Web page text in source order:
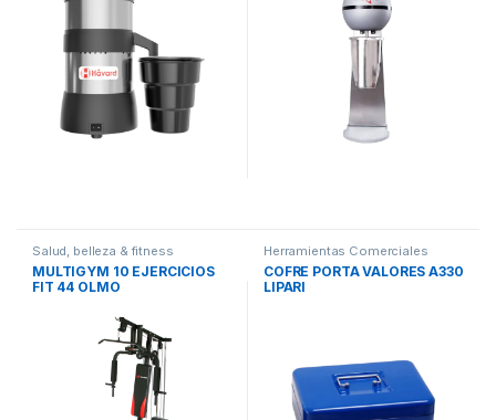
Salud, belleza & fitness
MULTIGYM 10 EJERCICIOS
FIT 44 OLMO
Herramientas Comerciales
COFRE PORTA VALORES A330
LIPARI